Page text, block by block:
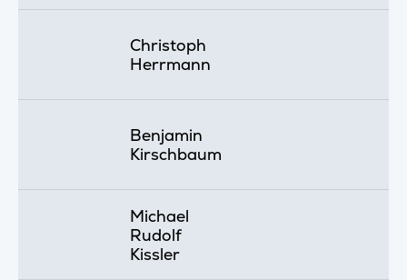
Christoph
Herrmann
Benjamin
Kirschbaum
Michael
Rudolf
Kissler